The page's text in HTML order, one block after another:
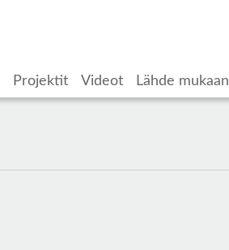
Projektit Videot Lähde mukaan